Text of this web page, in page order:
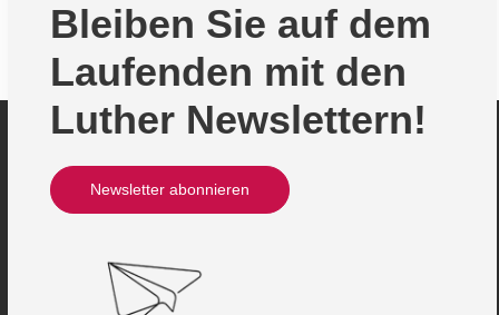
Bleiben Sie auf dem
Laufenden mit den
Luther Newslettern!
Newsletter abonnieren